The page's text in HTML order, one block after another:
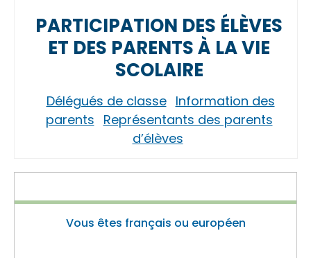
PARTICIPATION DES ÉLÈVES
ET DES PARENTS À LA VIE
SCOLAIRE
Délégués de classe Information des
parents Représentants des parents
d’élèves
Vous êtes français ou européen